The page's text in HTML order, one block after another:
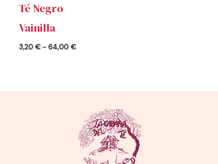
Té Negro
Vainilla
3,20€ - 64,00€